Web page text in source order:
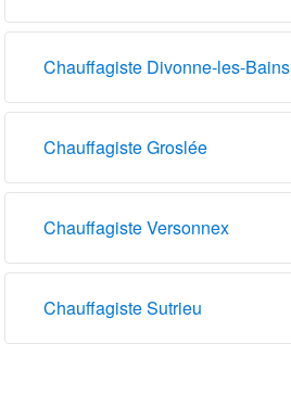
Chauffagiste Divonne-les-Bains
Chauffagiste Groslée
Chauffagiste Versonnex
Chauffagiste Sutrieu